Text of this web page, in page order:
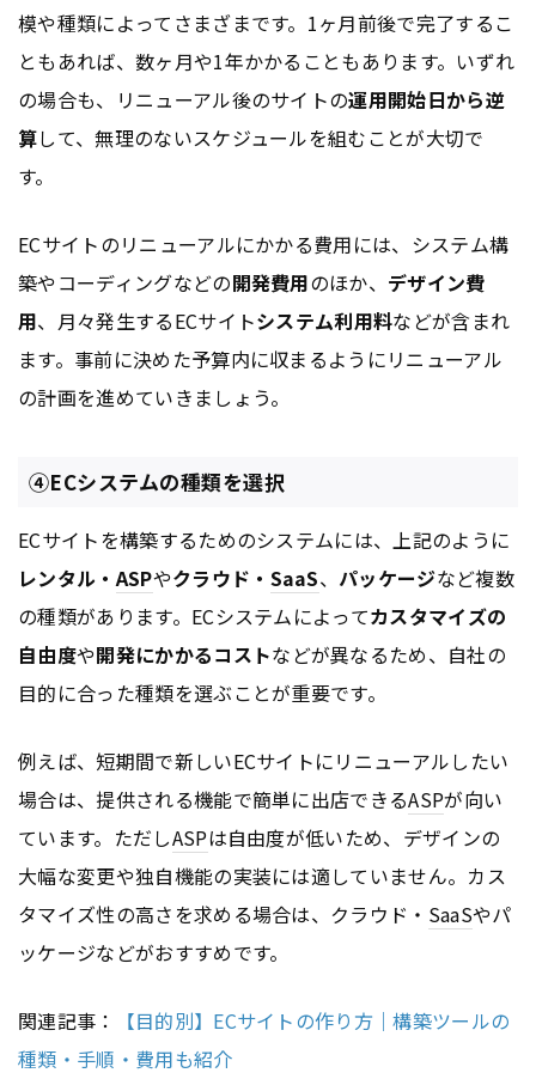
模や種類によってさまざまです。1ヶ月前後で完了するこ
ともあれば、数ヶ月や1年かかることもあります。いずれ
の場合も、リニューアル後のサイトの運用開始日から逆
算して、無理のないスケジュールを組むことが大切で
す。
ECサイトのリニューアルにかかる費用には、システム構
築やコーディングなどの開発費用のほか、 デザイン費
用、月々発生するECサイトシステム利用料などが含まれ
ます。事前に決めた予算内に収まるようにリニューアル
の計画を進めていきましょう。
④ECシステムの種類を選択
ECサイトを構築するためのシステムには、上記のように
レンタル・ASPやクラウド・ SaaS、 パッケージなど複数
の種類があります。ECシステムによってカスタマイズの
自由度や開発にかかるコストなどが異なるため、自社の
目的に合った種類を選ぶことが重要です。
例えば、短期間で新しいECサイトにリニューアルしたい
場合は、提供される機能で簡単に出店できるASPが向い
ています。ただしASPは自由度が低いため、デザインの
大幅な変更や独自機能の実装には適していません。カス
タマイズ性の高さを求める場合は、クラウド・ SaaSやパ
ッケージなどがおすすめです。
関連記事：
【目的別】ECサイトの作り方｜構築ツールの
種類・手順・費用も紹介